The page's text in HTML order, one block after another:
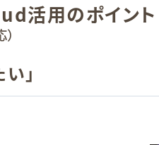
活用のポイント
」